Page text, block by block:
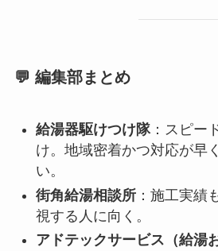
💬 編集部まとめ
給湯器駆けつけ隊：スピー
け。地域密着かつ対応が早
い。
街角給湯相談所：施工実績
視する人に向く。
アドテックサービス（給湯